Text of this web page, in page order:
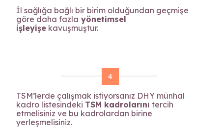
İl sağlığa bağlı bir birim olduğundan geçmişe
göre daha fazla yönetimsel
işleyişe kavuşmuştur.
4
TSM’lerde çalışmak istiyorsanız DHY münhal
kadro listesindeki TSM kadrolarını tercih
etmelisiniz ve bu kadrolardan birine
yerleşmelisiniz.